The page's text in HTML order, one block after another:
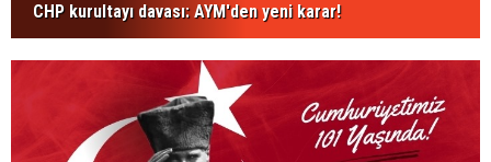
CHP kurultayı davası: AYM'den yeni karar!